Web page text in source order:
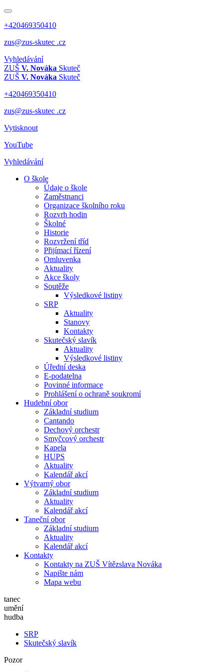
+420469350410
zus@zus-skutec .cz
Vyhledávání
ZUŠ V. Nováka Skuteč
ZUŠ V. Nováka Skuteč
+420469350410
zus@zus-skutec .cz
Vytisknout
YouTube
Vyhledávání
O škole
Údaje o škole
Zaměstnanci
Organizace školního roku
Rozvrh hodin
Školné
Historie
Rozvržení tříd
Přijímací řízení
Omluvenka
Aktuality
Akce školy
Soutěže
Výsledkové listiny
SRP
Aktuality
Stanovy
Kontakty
Skutečský slavík
Aktuality
Výsledkové listiny
Úřední deska
E-podatelna
Povinné informace
Prohlášení o ochraně soukromí
Hudební obor
Základní studium
Cantando
Dechový orchestr
Smyčcový orchestr
Kapela
HUPS
Aktuality
Kalendář akcí
Výtvarný obor
Základní studium
Aktuality
Kalendář akcí
Taneční obor
Základní studium
Aktuality
Kalendář akcí
Kontakty
Kontakty na ZUŠ Vítězslava Nováka
Napište nám
Mapa webu
tanec
umění
hudba
SRP
Skutečský slavík
Pozor